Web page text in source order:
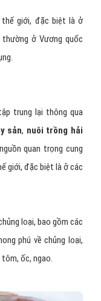
giới, đặc biệt là ở
ở Vương quốc
trung lại thông qua
sản, nuôi trồng hải
quan trọng cung
giới, đặc biệt là ở các
loại, bao gồm các
phú về chủng loại,
ốc, ngao.